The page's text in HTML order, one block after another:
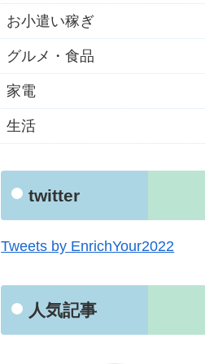
お小遣い稼ぎ
グルメ・食品
家電
生活
twitter
Tweets by EnrichYour2022
人気記事